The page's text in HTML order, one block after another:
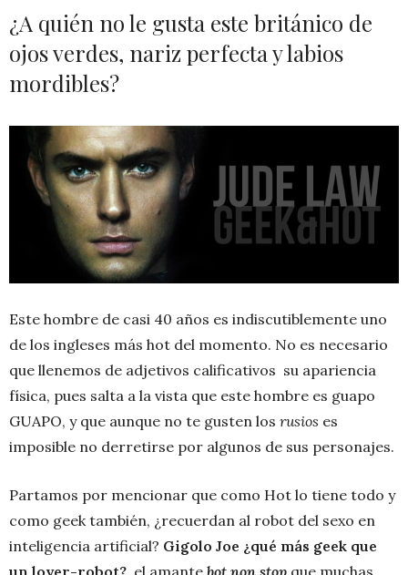
¿A quién no le gusta este británico de
ojos verdes, nariz perfecta y labios
mordibles?
Este hombre de casi 40 años es indiscutiblemente uno
de los ingleses más hot del momento. No es necesario
que llenemos de adjetivos calificativos su apariencia
física, pues salta a la vista que este hombre es guapo
GUAPO, y que aunque no te gusten los rusios es
imposible no derretirse por algunos de sus personajes.
Partamos por mencionar que como Hot lo tiene todo y
como geek también, ¿recuerdan al robot del sexo en
inteligencia artificial? Gigolo Joe ¿qué más geek que
un lover-robot?, el amante bot non stop que muchas